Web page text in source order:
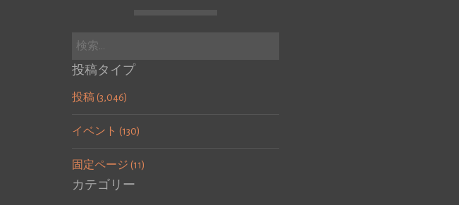
検
投稿タイプ
投稿 (3,046)
イベント (130)
固定ページ (11)
カテゴリー